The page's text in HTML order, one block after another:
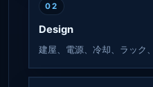
02
Design
建屋、電源、冷却、ラック